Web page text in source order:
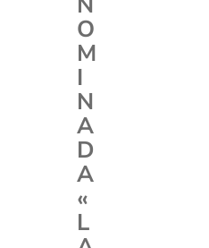
O
M
I
N
A
D
A
«
L